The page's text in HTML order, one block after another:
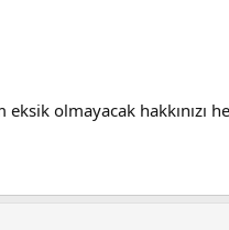
olmayacak hakkınızı